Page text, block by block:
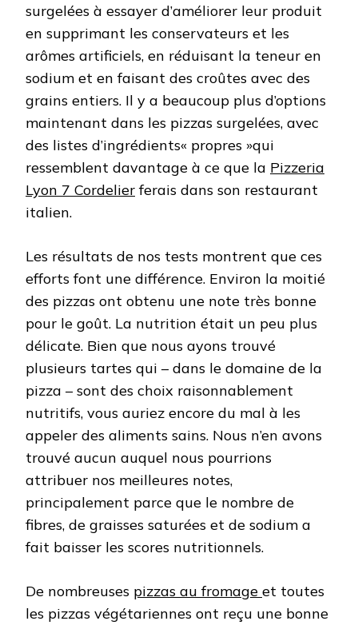
surgelées à essayer d’améliorer leur produit
en supprimant les conservateurs et les
arômes artificiels, en réduisant la teneur en
sodium et en faisant des croûtes avec des
grains entiers. Il y a beaucoup plus d’options
maintenant dans les pizzas surgelées, avec
des listes d’ingrédients« propres »qui
ressemblent davantage à ce que la Pizzeria
Lyon 7 Cordelierferais dans son restaurant
italien.
Les résultats de nos tests montrent que ces
efforts font une différence. Environ la moitié
des pizzas ont obtenu une note très bonne
pour le goût. La nutrition était un peu plus
délicate. Bien que nous ayons trouvé
plusieurs tartes qui – dans le domaine de la
pizza – sont des choix raisonnablement
nutritifs, vous auriez encore du mal à les
appeler des aliments sains. Nous n’en avons
trouvé aucun auquel nous pourrions
attribuer nos meilleures notes,
principalement parce que le nombre de
fibres, de graisses saturées et de sodium a
fait baisser les scores nutritionnels.
De nombreuses pizzas au fromage et toutes
les pizzas végétariennes ont reçu une bonne